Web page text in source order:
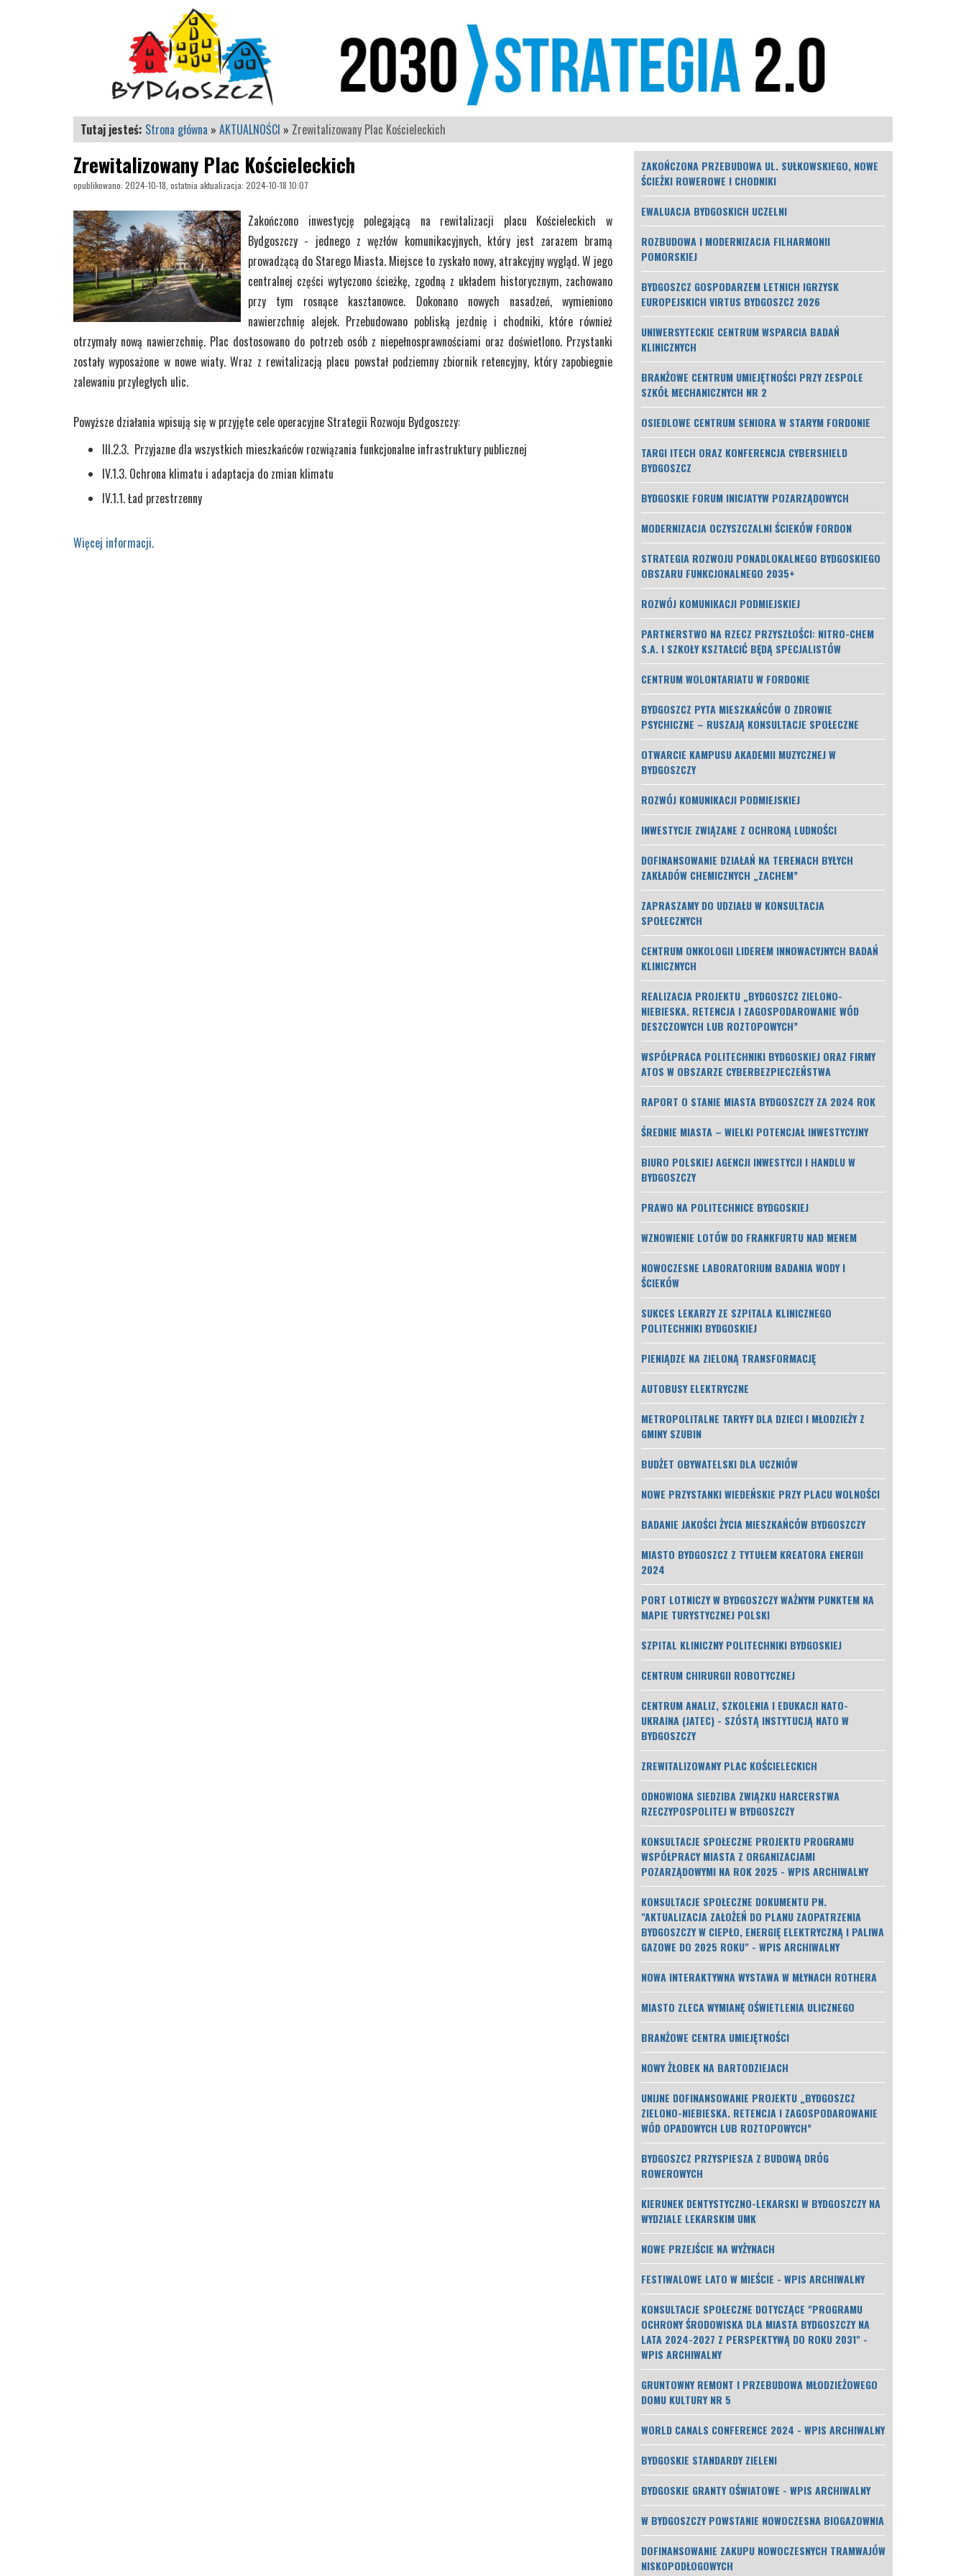
Tutaj jesteś: Strona główna » AKTUALNOŚCI » Zrewitalizowany Plac Kościeleckich
Zrewitalizowany Plac Kościeleckich
opublikowano: 2024-10-18, ostatnia aktualizacja: 2024-10-18 10:07
Zakończono inwestycję polegającą na rewitalizacji placu Kościeleckich w
Bydgoszczy - jednego z węzłów komunikacyjnych, który jest zarazem bramą
prowadzącą do Starego Miasta. Miejsce to zyskało nowy, atrakcyjny wygląd. W jego
centralnej części wytyczono ścieżkę, zgodną z układem historycznym, zachowano
przy tym rosnące kasztanowce. Dokonano nowych nasadzeń, wymieniono
nawierzchnię alejek. Przebudowano pobliską jezdnię i chodniki, które również
otrzymały nową nawierzchnię. Plac dostosowano do potrzeb osób z niepełnosprawnościami oraz doświetlono. Przystanki
zostały wyposażone w nowe wiaty. Wraz z rewitalizacją placu powstał podziemny zbiornik retencyjny, który zapobiegnie
zalewaniu przyległych ulic.
Powyższe działania wpisują się w przyjęte cele operacyjne Strategii Rozwoju Bydgoszczy:
III.2.3. Przyjazne dla wszystkich mieszkańców rozwiązania funkcjonalne infrastruktury publicznej
IV.1.3. Ochrona klimatu i adaptacja do zmian klimatu
IV.1.1. Ład przestrzenny
Więcej informacji.
ZAKOŃCZONA PRZEBUDOWA UL. SUŁKOWSKIEGO, NOWE
ŚCIEŻKI ROWEROWE I CHODNIKI
EWALUACJA BYDGOSKICH UCZELNI
ROZBUDOWA I MODERNIZACJA FILHARMONII
POMORSKIEJ
BYDGOSZCZ GOSPODARZEM LETNICH IGRZYSK
EUROPEJSKICH VIRTUS BYDGOSZCZ 2026
UNIWERSYTECKIE CENTRUM WSPARCIA BADAŃ
KLINICZNYCH
BRANŻOWE CENTRUM UMIEJĘTNOŚCI PRZY ZESPOLE
SZKÓŁ MECHANICZNYCH NR 2
OSIEDLOWE CENTRUM SENIORA W STARYM FORDONIE
TARGI ITECH ORAZ KONFERENCJA CYBERSHIELD
BYDGOSZCZ
BYDGOSKIE FORUM INICJATYW POZARZĄDOWYCH
MODERNIZACJA OCZYSZCZALNI ŚCIEKÓW FORDON
STRATEGIA ROZWOJU PONADLOKALNEGO BYDGOSKIEGO
OBSZARU FUNKCJONALNEGO 2035+
ROZWÓJ KOMUNIKACJI PODMIEJSKIEJ
PARTNERSTWO NA RZECZ PRZYSZŁOŚCI: NITRO-CHEM
S.A. I SZKOŁY KSZTAŁCIĆ BĘDĄ SPECJALISTÓW
CENTRUM WOLONTARIATU W FORDONIE
BYDGOSZCZ PYTA MIESZKAŃCÓW O ZDROWIE
PSYCHICZNE – RUSZAJĄ KONSULTACJE SPOŁECZNE
OTWARCIE KAMPUSU AKADEMII MUZYCZNEJ W
BYDGOSZCZY
ROZWÓJ KOMUNIKACJI PODMIEJSKIEJ
INWESTYCJE ZWIĄZANE Z OCHRONĄ LUDNOŚCI
DOFINANSOWANIE DZIAŁAŃ NA TERENACH BYŁYCH
ZAKŁADÓW CHEMICZNYCH „ZACHEM”
ZAPRASZAMY DO UDZIAŁU W KONSULTACJA
SPOŁECZNYCH
CENTRUM ONKOLOGII LIDEREM INNOWACYJNYCH BADAŃ
KLINICZNYCH
REALIZACJA PROJEKTU „BYDGOSZCZ ZIELONO-
NIEBIESKA. RETENCJA I ZAGOSPODAROWANIE WÓD
DESZCZOWYCH LUB ROZTOPOWYCH”
WSPÓŁPRACA POLITECHNIKI BYDGOSKIEJ ORAZ FIRMY
ATOS W OBSZARZE CYBERBEZPIECZEŃSTWA
RAPORT O STANIE MIASTA BYDGOSZCZY ZA 2024 ROK
ŚREDNIE MIASTA – WIELKI POTENCJAŁ INWESTYCYJNY
BIURO POLSKIEJ AGENCJI INWESTYCJI I HANDLU W
BYDGOSZCZY
PRAWO NA POLITECHNICE BYDGOSKIEJ
WZNOWIENIE LOTÓW DO FRANKFURTU NAD MENEM
NOWOCZESNE LABORATORIUM BADANIA WODY I
ŚCIEKÓW
SUKCES LEKARZY ZE SZPITALA KLINICZNEGO
POLITECHNIKI BYDGOSKIEJ
PIENIĄDZE NA ZIELONĄ TRANSFORMACJĘ
AUTOBUSY ELEKTRYCZNE
METROPOLITALNE TARYFY DLA DZIECI I MŁODZIEŻY Z
GMINY SZUBIN
BUDŻET OBYWATELSKI DLA UCZNIÓW
NOWE PRZYSTANKI WIEDEŃSKIE PRZY PLACU WOLNOŚCI
BADANIE JAKOŚCI ŻYCIA MIESZKAŃCÓW BYDGOSZCZY
MIASTO BYDGOSZCZ Z TYTUŁEM KREATORA ENERGII
2024
PORT LOTNICZY W BYDGOSZCZY WAŻNYM PUNKTEM NA
MAPIE TURYSTYCZNEJ POLSKI
SZPITAL KLINICZNY POLITECHNIKI BYDGOSKIEJ
CENTRUM CHIRURGII ROBOTYCZNEJ
CENTRUM ANALIZ, SZKOLENIA I EDUKACJI NATO-
UKRAINA (JATEC) - SZÓSTĄ INSTYTUCJĄ NATO W
BYDGOSZCZY
ZREWITALIZOWANY PLAC KOŚCIELECKICH
ODNOWIONA SIEDZIBA ZWIĄZKU HARCERSTWA
RZECZYPOSPOLITEJ W BYDGOSZCZY
KONSULTACJE SPOŁECZNE PROJEKTU PROGRAMU
WSPÓŁPRACY MIASTA Z ORGANIZACJAMI
POZARZĄDOWYMI NA ROK 2025 - WPIS ARCHIWALNY
KONSULTACJE SPOŁECZNE DOKUMENTU PN.
"AKTUALIZACJA ZAŁOŻEŃ DO PLANU ZAOPATRZENIA
BYDGOSZCZY W CIEPŁO, ENERGIĘ ELEKTRYCZNĄ I PALIWA
GAZOWE DO 2025 ROKU" - WPIS ARCHIWALNY
NOWA INTERAKTYWNA WYSTAWA W MŁYNACH ROTHERA
MIASTO ZLECA WYMIANĘ OŚWIETLENIA ULICZNEGO
BRANŻOWE CENTRA UMIEJĘTNOŚCI
NOWY ŻŁOBEK NA BARTODZIEJACH
UNIJNE DOFINANSOWANIE PROJEKTU „BYDGOSZCZ
ZIELONO-NIEBIESKA. RETENCJA I ZAGOSPODAROWANIE
WÓD OPADOWYCH LUB ROZTOPOWYCH”
BYDGOSZCZ PRZYSPIESZA Z BUDOWĄ DRÓG
ROWEROWYCH
KIERUNEK DENTYSTYCZNO-LEKARSKI W BYDGOSZCZY NA
WYDZIALE LEKARSKIM UMK
NOWE PRZEJŚCIE NA WYŻYNACH
FESTIWALOWE LATO W MIEŚCIE - WPIS ARCHIWALNY
KONSULTACJE SPOŁECZNE DOTYCZĄCE "PROGRAMU
OCHRONY ŚRODOWISKA DLA MIASTA BYDGOSZCZY NA
LATA 2024-2027 Z PERSPEKTYWĄ DO ROKU 2031" -
WPIS ARCHIWALNY
GRUNTOWNY REMONT I PRZEBUDOWA MŁODZIEŻOWEGO
DOMU KULTURY NR 5
WORLD CANALS CONFERENCE 2024 - WPIS ARCHIWALNY
BYDGOSKIE STANDARDY ZIELENI
BYDGOSKIE GRANTY OŚWIATOWE - WPIS ARCHIWALNY
W BYDGOSZCZY POWSTANIE NOWOCZESNA BIOGAZOWNIA
DOFINANSOWANIE ZAKUPU NOWOCZESNYCH TRAMWAJÓW
NISKOPODŁOGOWYCH